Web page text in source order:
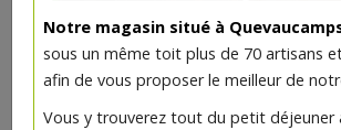
Notre magasin situé à
sous un même toit plus de 70 artisans
afin de vous proposer le meilleur de
Vous y trouverez tout du petit déjeuner